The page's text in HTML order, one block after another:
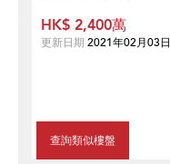
查詢類似樓盤
HK$ 2,400萬
更新日期 2021年02月03日